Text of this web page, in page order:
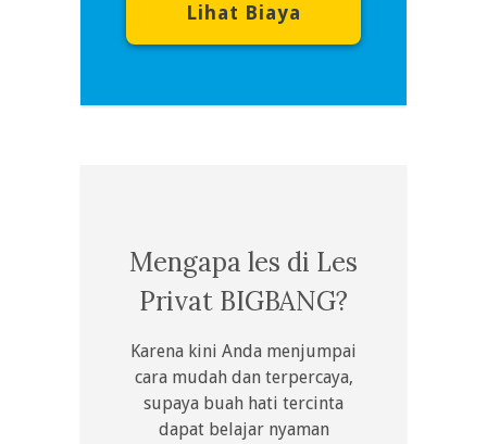
Lihat Biaya
Mengapa les di Les
Privat BIGBANG?
Karena kini Anda menjumpai
cara mudah dan terpercaya,
supaya buah hati tercinta
dapat belajar nyaman